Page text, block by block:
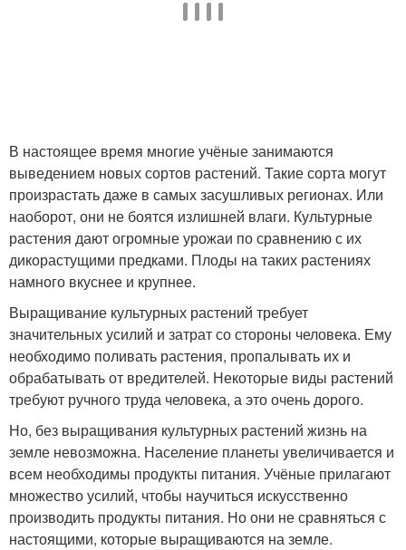
В настоящее время многие учёные занимаются
выведением новых сортов растений. Такие сорта могут
произрастать даже в самых засушливых регионах. Или
наоборот, они не боятся излишней влаги. Культурные
растения дают огромные урожаи по сравнению с их
дикорастущими предками. Плоды на таких растениях
намного вкуснее и крупнее.
Выращивание культурных растений требует
значительных усилий и затрат со стороны человека. Ему
необходимо поливать растения, пропалывать их и
обрабатывать от вредителей. Некоторые виды растений
требуют ручного труда человека, а это очень дорого.
Но, без выращивания культурных растений жизнь на
земле невозможна. Население планеты увеличивается и
всем необходимы продукты питания. Учёные прилагают
множество усилий, чтобы научиться искусственно
производить продукты питания. Но они не сравняться с
настоящими, которые выращиваются на земле.